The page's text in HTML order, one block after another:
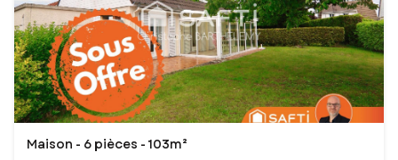
Maison - 6 pièces - 103m²